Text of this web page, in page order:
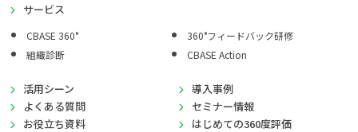
サービス
CBASE 360°
360°フィードバック研修
組織診断
CBASE Action
活用シーン
導入事例
よくある質問
セミナー情報
お役立ち資料
はじめての360度評価